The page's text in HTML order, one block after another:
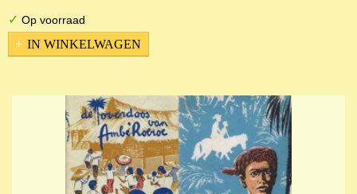
✓ Op voorraad
IN WINKELWAGEN